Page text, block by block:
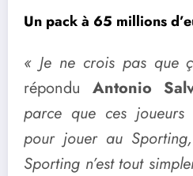
Un pack à 65 millions
« Je ne crois pas que
réponduAntonio
parce que ces joueurs
pour jouer au
Sporting n’est tout